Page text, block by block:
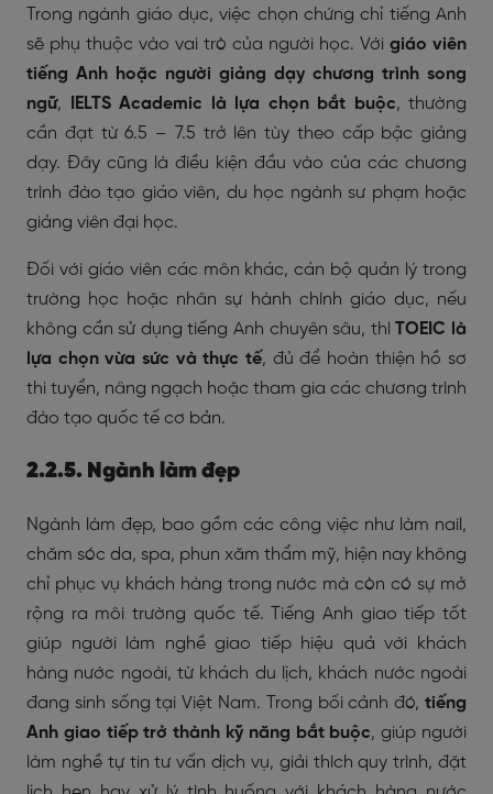
Trong ngành giáo dục, việc chọn chứng chỉ tiếng Anh
sẽ phụ thuộc vào vai trò của người học. Với giáo viên
tiếng Anh hoặc người giảng dạy chương trình song
ngữ, IELTS Academic là lựa chọn bắt buộc, thường
cần đạt từ 6.5 – 7.5 trở lên tùy theo cấp bậc giảng
dạy. Đây cũng là điều kiện đầu vào của các chương
trình đào tạo giáo viên, du học ngành sư phạm hoặc
giảng viên đại học.
Đối với giáo viên các môn khác, cán bộ quản lý trong
trường học hoặc nhân sự hành chính giáo dục, nếu
không cần sử dụng tiếng Anh chuyên sâu, thìTOEIC là
lựa chọn vừa sức và thực tế, đủ để hoàn thiện hồ sơ
thi tuyển, nâng ngạch hoặc tham gia các chương trình
đào tạo quốc tế cơ bản.
2.2.5. Ngành làm đẹp
Ngành làm đẹp, bao gồm các công việc như làm nail,
chăm sóc da, spa, phun xăm thẩm mỹ, hiện nay không
chỉ phục vụ khách hàng trong nước mà còn có sự mở
rộng ra môi trường quốc tế. Tiếng Anh giao tiếp tốt
giúp người làm nghề giao tiếp hiệu quả với khách
hàng nước ngoài, từ khách du lịch, khách nước ngoài
đang sinh sống tại Việt Nam.
Trong bối cảnh đó,tiếng
Anh giao tiếp trở thành kỹ năng bắt buộc, giúp người
làm nghề tự tin tư vấn dịch vụ, giải thích quy trình, đặt